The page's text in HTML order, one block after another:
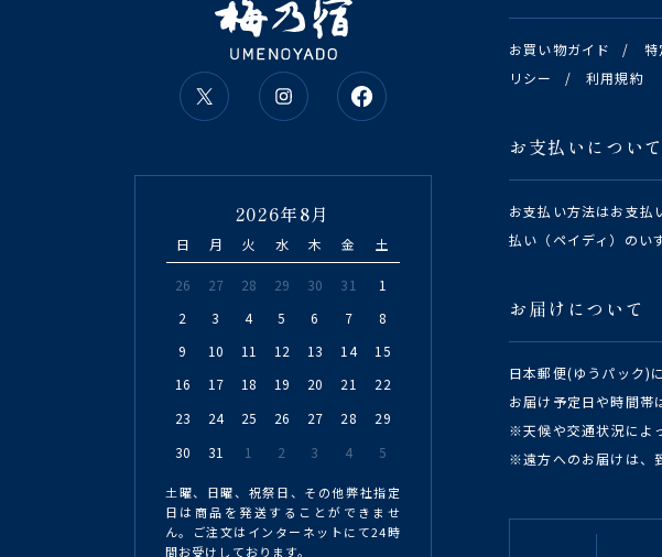
お買い物ガイド / 特
リシー
/ 利用規約
お支払いについて
お支払い方法はお支
払い（ペイディ）のい
お届けについて
日本郵便(ゆうパック)
お届け予定日や時間帯
※天候や交通状況によ
※遠方へのお届けは、
2026年8月
日 月 火 水 木 金 土
26 27 28 29 30 31
1
2
3 4 5 6 7
8
9
10 11 12 13 14
15
16
17 18 19 20 21
22
23
24 25 26 27 28
29
30
31 1 2 3 4 5
土曜、日曜、祝祭日、その他弊社指定
日は商品を発送することができませ
ん。ご注文はインターネットにて24時
間お受けしております。